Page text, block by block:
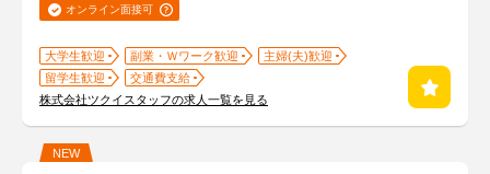
オンライン面接可
大学生歓迎 副業・Ｗワーク歓迎
主婦(夫)歓迎
留学生歓迎
交通費支給
株式会社ツクイスタッフの求人一覧を見る
NEW